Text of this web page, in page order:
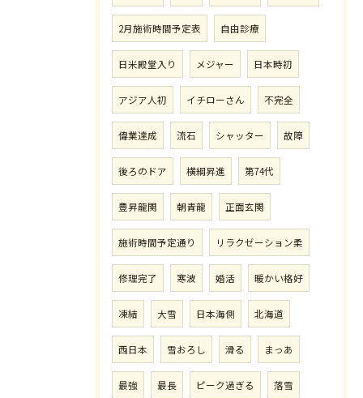
2月施術時間予定表 自由診療
日米殿堂入り メジャー 日本時初
アジア人初 イチローさん 不完全
偉業達成 流石 シャッター 故障
後ろのドア 横綱昇進 第74代
豊昇龍関 朝青龍 正面玄関
施術時間予定通り リラクゼーション柔
修理完了 寒波 婚活 暖かい格好
凍結 大雪 日本海側 北海道
西日本 雪おろし 滑る まっあ
最強 最長 ピーク過ぎる 落雪